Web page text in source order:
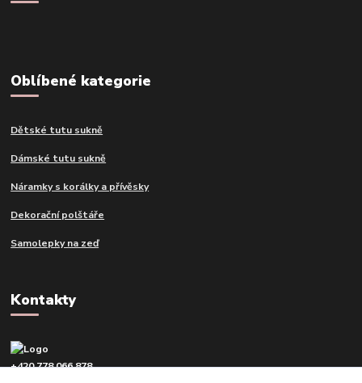
Oblíbené kategorie
Dětské tutu sukně
Dámské tutu sukně
Náramky s korálky a přívěsky
Dekorační polštáře
Samolepky na zeď
Kontakty
+420 778 066 878